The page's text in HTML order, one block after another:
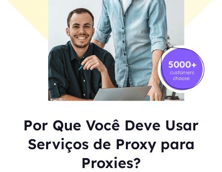
Por Que Você Deve Usar
Serviços de Proxy para
Proxies?